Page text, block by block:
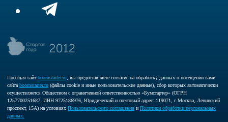
Посещая сайтboomstarter.ru , вы предоставляете согласие на обработку данных о посещении вами
сайта boomstarter.ru (файлы cookie и иные пользовательские данные), сбор которых автоматически
осуществляется Обществом с ограниченной ответственностью «Бумстартер» (ОГРН
1257700251687, ИНН 9725186976, Юридический и почтовый адрес: 119071, г Москва, Ленинский
проспект, 15А) на условиях Пользовательского соглашения и Политики обработки персональных
данных.